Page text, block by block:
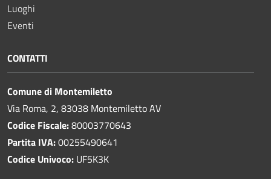
Luoghi
Eventi
CONTATTI
Comune di Montemiletto
Via Roma, 2, 83038 Montemiletto AV
Codice Fiscale:80003770643
Partita IVA:00255490641
Codice Univoco: UF5K3K